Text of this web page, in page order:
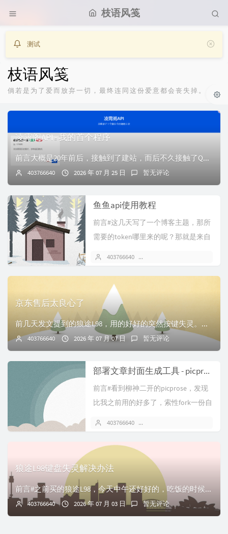
枝语风笺
测试
枝语风笺
倘若是为了爱而放弃一切，最终连同这份爱意都会丧失掉。
凌霄阁API - 我的首个程序
前言大概是20年前后，接触到了建站，而后不久接触了QQ机器人。因为QQ机器人的部分功能需要通过接口实现，就这样我接触到了一些API站点，韩小韩API、独角...
403766640 2026 年 07 月 25 日 暂无评论
鱼鱼api使用教程
前言#这几天写了一个博客主题，那所
需要的token哪里来的呢？那就是来自
403766640
京东售后太良心了
前几天发文提到的狼途L98，用的好好的突然按键失灵。当时以为调好了，后来发现还是会100%复现问题，只不过是问题周期延长了。想起当时加钱买了京东延保，于是...
403766640 2026 年 07 月 07 日 暂无评论
部署文章封面生成工具 - picprose
前言#看到柳神二开的picprose，发现
比我之前用的好多了，索性fork一份自
403766640
狼途L98键盘失灵解决办法
前言#之前买的狼途L98，今天中午还好好的，吃饭的时候给拔下来扔一边，吃完饭再次插上就发现出来右上角的旋钮正常、RGB灯正常外，所有按键都不好用了。后面甚...
403766640 2026 年 07 月 03 日 暂无评论